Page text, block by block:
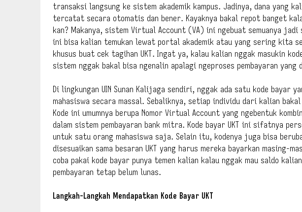
transaksi langsung ke sistem akademik kampus. Jadinya, dana yang
tercatat secara otomatis dan bener. Kayaknya bakal repot banget
kan? Makanya, sistem Virtual Account (VA) ini ngebuat semuanya jadi
ini bisa kalian temukan lewat portal akademik atau yang sering kita
khusus buat cek tagihan UKT. Ingat ya, kalau kalian nggak masukin
sistem nggak bakal bisa ngenalin apalagi ngeproses pembayaran yang
Di lingkungan UIN Sunan Kalijaga sendiri, nggak ada satu kode bayar
mahasiswa secara massal. Sebaliknya, setiap individu dari kalian
Kode ini umumnya berupa Nomor Virtual Account yang ngebentuk
dalam sistem pembayaran bank mitra. Kode bayar UKT ini sifatnya
untuk satu orang mahasiswa saja. Selain itu, kodenya juga bisa
disesuaikan sama besaran UKT yang harus mereka bayarkan masing-
coba pakai kode bayar punya temen kalian kalau nggak mau saldo
pembayaran tetap belum lunas.
Langkah-Langkah Mendapatkan Kode Bayar UKT